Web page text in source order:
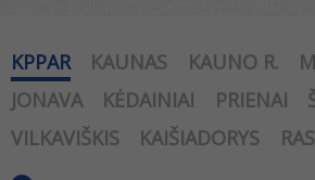
KPPAR KAUNAS KAUNO R.
JONAVA
KĖDAINIAI PRIENAI
VILKAVIŠKIS
KAIŠIADORYS